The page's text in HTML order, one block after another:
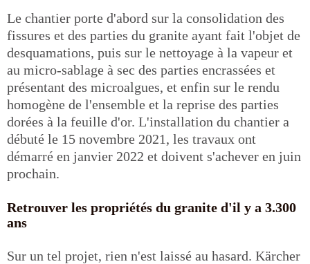
Le chantier porte d'abord sur la consolidation des
fissures et des parties du granite ayant fait l'objet de
desquamations, puis sur le nettoyage à la vapeur et
au micro-sablage à sec des parties encrassées et
présentant des microalgues, et enfin sur le rendu
homogène de l'ensemble et la reprise des parties
dorées à la feuille d'or. L'installation du chantier a
débuté le 15 novembre 2021, les travaux ont
démarré en janvier 2022 et doivent s'achever en juin
prochain.
Retrouver les propriétés du granite d'il y a 3.300
ans
Sur un tel projet, rien n'est laissé au hasard. Kärcher